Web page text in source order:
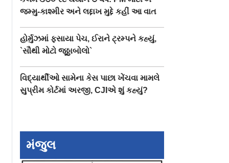
વચ્ચે
કરતાં
જમ્મુ-કાશ્મીર અને લદ્દાખ મુદ્દે કહીં આ વાત
હોર્મુઝમાં ફસાયા પેચ, ઈરાને ટ્રમ્પને કહ્યું,
`સૌથી મોટો જૂઠ્ઠાબોલો`
વિદ્યાર્થીઓ સામેના કેસ પાછા ખેંચવા મામલે
સુપ્રીમ કોર્ટમાં અરજી, CJIએ શું કહ્યું?
મંજુલ